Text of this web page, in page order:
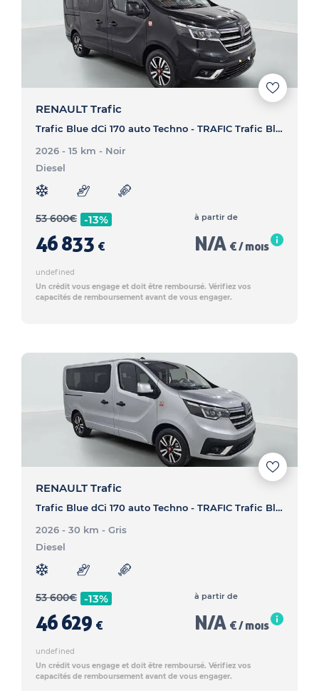
RENAULT Trafic
Trafic Blue dCi 170 auto Techno - TRAFIC Trafic Blue dCi 170 auto Techno
2026 - 15 km - Noir
Diesel
53 600€ -13%
46 833 €
à partir de
N/A € / mois
undefined
Un crédit vous engage et doit être remboursé. Vérifiez vos
capacités de remboursement avant de vous engager.
RENAULT Trafic
Trafic Blue dCi 170 auto Techno - TRAFIC Trafic Blue dCi 170 auto Techno
2026 - 30 km - Gris
Diesel
53 600€ -13%
46 629 €
à partir de
N/A € / mois
undefined
Un crédit vous engage et doit être remboursé. Vérifiez vos
capacités de remboursement avant de vous engager.